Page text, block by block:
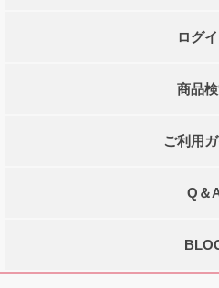
ログ
商品
ご利用
Q＆